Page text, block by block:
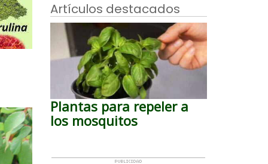
Artículos destacados
Plantas para repeler a
los mosquitos